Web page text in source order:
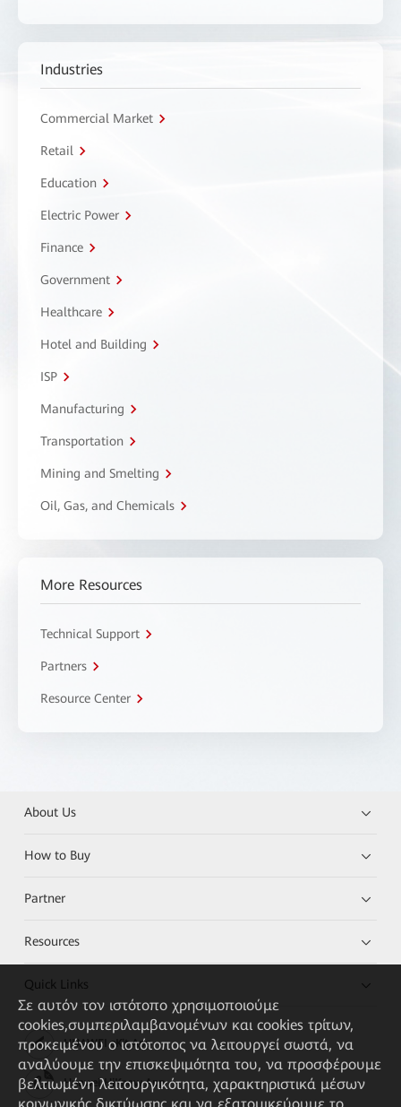
Industries
Commercial Market
Retail
Education
Electric Power
Finance
Government
Healthcare
Hotel and Building
ISP
Manufacturing
Transportation
Mining and Smelting
Oil, Gas, and Chemicals
More Resources
Technical Support
Partners
Resource Center
About Us
How to Buy
Partner
Resources
Quick Links
HUAWEI eKit App
Huawei HiKnow App
Σε αυτόν τον ιστότοπο χρησιμοποιούμε
cookies,συμπεριλαμβανομένων και cookies τρίτων,
προκειμένου ο ιστότοπος να λειτουργεί σωστά, να
αναλύουμε την επισκεψιμότητα του, να προσφέρουμε
βελτιωμένη λειτουργικότητα, χαρακτηριστικά μέσων